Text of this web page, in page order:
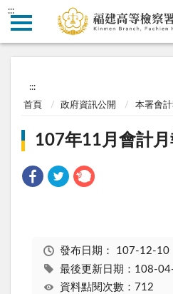
:::
:::
首頁 政府資訊公開 本署會
107年11月會計月
發布日期： 107-12-10
最後更新日期：108-
資料點閱次數：712